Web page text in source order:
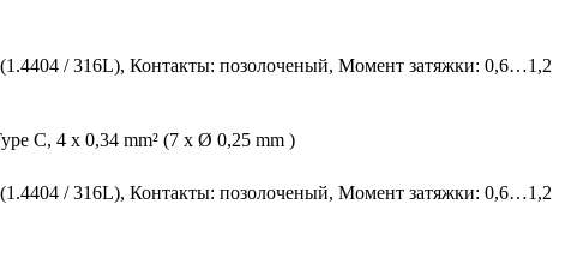
/ 316L), Контакты: позолоченый, Момент затяжки: 0,6…1,2
C, 4 x 0,34 mm² (7 x Ø 0,25 mm )
/ 316L), Контакты: позолоченый, Момент затяжки: 0,6…1,2